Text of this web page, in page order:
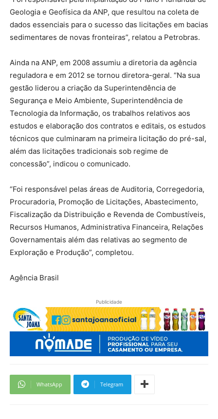
Geologia e Geofísica da ANP, que resultou na coleta de
dados essenciais para o sucesso das licitações em bacias
sedimentares de novas fronteiras”, relatou a Petrobras.
Ainda na ANP, em 2008 assumiu a diretoria da agência
reguladora e em 2012 se tornou diretora-geral. “Na sua
gestão liderou a criação da Superintendência de
Segurança e Meio Ambiente, Superintendência de
Tecnologia da Informação, os trabalhos relativos aos
estudos e elaboração dos contratos e editais, os estudos
técnicos que culminaram na primeira licitação do pré-sal,
além das licitações tradicionais sob regime de
concessão”, indicou o comunicado.
“Foi responsável pelas áreas de Auditoria, Corregedoria,
Procuradoria, Promoção de Licitações, Abastecimento,
Fiscalização da Distribuição e Revenda de Combustíveis,
Recursos Humanos, Administrativa Financeira, Relações
Governamentais além das relativas ao segmento de
Exploração e Produção”, completou.
Agência Brasil
Publicidade
WhatsApp Telegram